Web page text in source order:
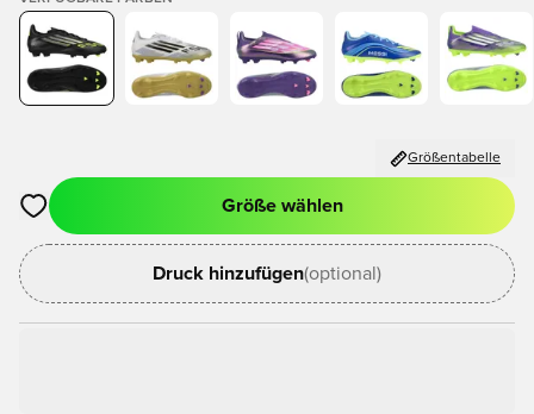
Größentabelle
Öffnet ein Fenster zum Anmelden oder Registrieren als
Größe wählen
Druck hinzufügen(optional)